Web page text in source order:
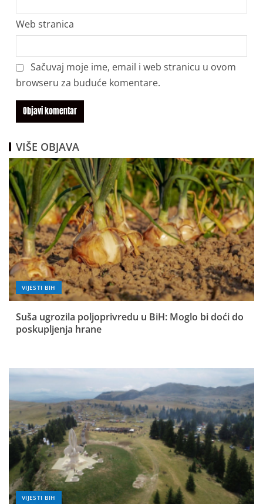
Web stranica
Sačuvaj moje ime, email i web stranicu u ovom
browseru za buduće komentare.
VIŠE OBJAVA
VIJESTI BIH
Suša ugrozila poljoprivredu u BiH: Moglo bi doći do
poskupljenja hrane
VIJESTI BIH